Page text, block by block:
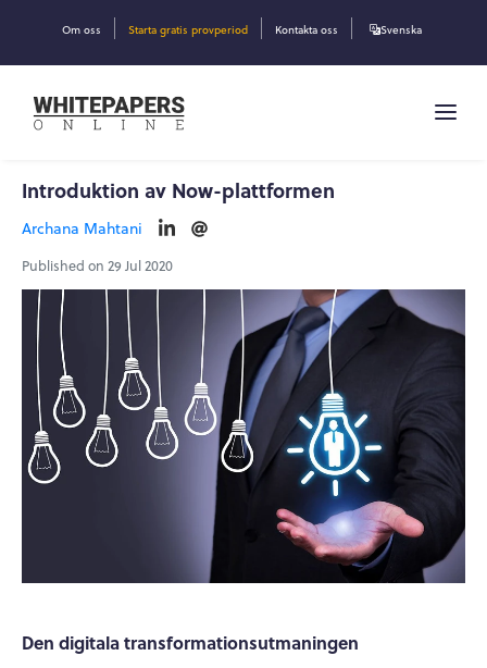
Om oss Starta gratis provperiod Kontakta oss Svenska
Introduktion av Now-plattformen
Archana Mahtani
Published on 29 Jul 2020
Den digitala transformationsutmaningen